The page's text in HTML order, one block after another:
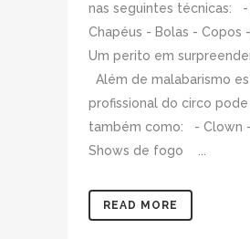
nas seguintes técnicas: -
Chapéus - Bolas - Copos
Um perito em
Além de malabarismo
profissional do circo
também como: - Clown
Shows de fogo ...
READ MORE